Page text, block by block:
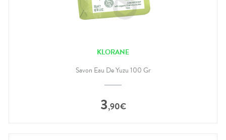
KLORANE
Savon Eau De Yuzu 100 Gr
3,90€